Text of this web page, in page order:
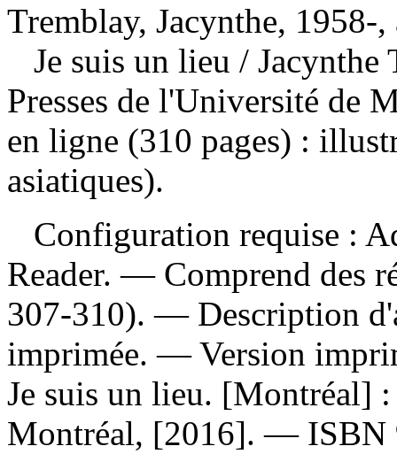
Tremblay, Jacynthe, 1958-,
Je suis un lieu /
Presses de l'Université de
en ligne (310 pages) :
asiatiques).
Configuration requise :
Reader. — Comprend des
307-310). — Description
imprimée. —Version
Je suis un lieu. [Montréal]
Montréal, [2016]. — ISBN